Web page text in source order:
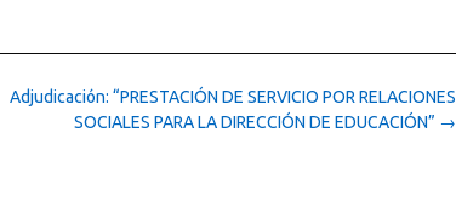
Adjudicación: “PRESTACIÓN DE SERVICIO POR RELACIONES
SOCIALES PARA LA DIRECCIÓN DE EDUCACIÓN” →